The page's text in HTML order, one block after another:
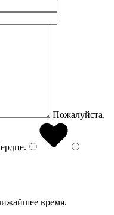
Пожалуйста,
.
время.